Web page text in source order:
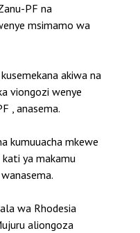
PF na
msimamo wa
akiwa na
viongozi wenye
, anasema.
kumuuacha mkewe
ya makamu
wa Rhodesia
aliongoza